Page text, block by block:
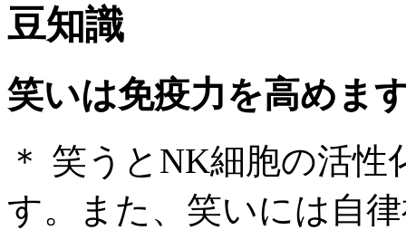
豆知識
笑いは免疫力を高めま
＊ 笑うとNK細胞の活
す。また、笑いには自